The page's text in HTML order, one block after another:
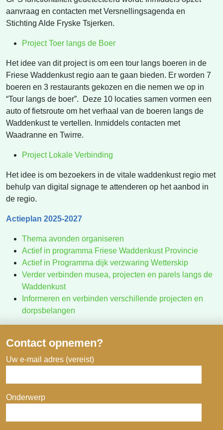
aanvraag en contacten met Versnellingsagenda en
Stichting Alde Fryske Tsjerken.
Project Toer langs de Boer
Het idee van dit project is om een tour langs boeren in de
Friese Waddenkust regio aan te gaan bieden. Er worden 7
boeren en 3 restaurants gekozen en die nemen we op in
“Tour langs de boer”. Deze 10 locaties samen vormen een
auto of fietsroute om het verhaal van de boeren langs de
Waddenkust te vertellen. Inmiddels contacten met
Waadranne en Twirre.
Project Lokale Verbinding
Het idee is om bezoekers in de vitale waddenkust regio met
behulp van digital signage te attenderen op het aanbod in
de regio.
Actieplan 2025-2027
Thema avonden organiseren
Actief in programma Friese Waddenkust Provincie
Actief in Programma dijk verzwaring Wetterskip
Verder verbinden musea, projecten en parels langs de
Waddenkust
Informeren en verbinden verschillende projecten en
dorpsbelangen
Contact opnemen?
Uw e-mail adres (vereist)
Onderwerp